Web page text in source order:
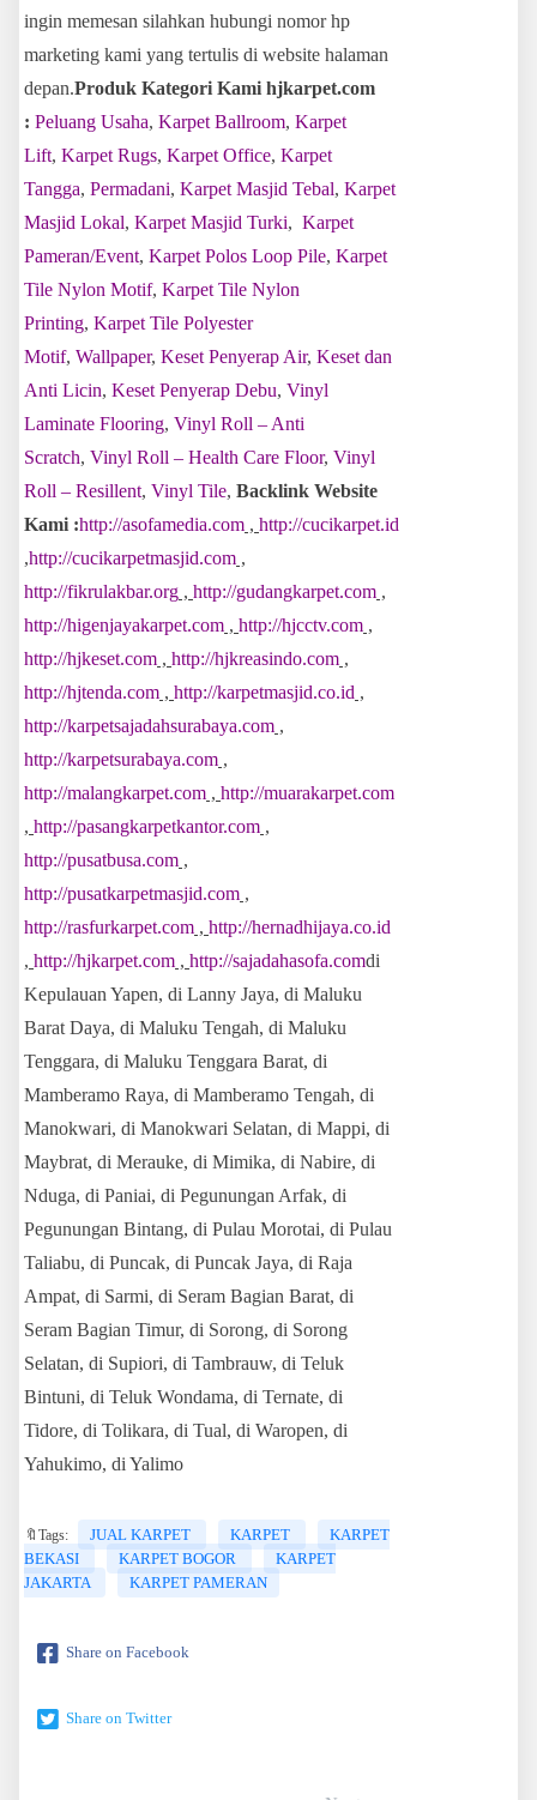
ingin memesan silahkan hubungi nomor hp
marketing kami yang tertulis di website halaman
depan.Produk Kategori Kami hjkarpet.com
: Peluang Usaha, Karpet Ballroom, Karpet
Lift, Karpet Rugs, Karpet Office, Karpet
Tangga, Permadani, Karpet Masjid Tebal, Karpet
Masjid Lokal, Karpet Masjid Turki, Karpet
Pameran/Event, Karpet Polos Loop Pile, Karpet
Tile Nylon Motif, Karpet Tile Nylon
Printing, Karpet Tile Polyester
Motif, Wallpaper, Keset Penyerap Air, Keset dan
Anti Licin, Keset Penyerap Debu, Vinyl
Laminate Flooring, Vinyl Roll – Anti
Scratch, Vinyl Roll – Health Care Floor, Vinyl
Roll – Resillent, Vinyl Tile, Backlink Website
Kami :http://asofamedia.com , http://cucikarpet.id
,http://cucikarpetmasjid.com ,
http://fikrulakbar.org , http://gudangkarpet.com ,
http://higenjayakarpet.com , http://hjcctv.com ,
http://hjkeset.com , http://hjkreasindo.com ,
http://hjtenda.com , http://karpetmasjid.co.id ,
http://karpetsajadahsurabaya.com ,
http://karpetsurabaya.com ,
http://malangkarpet.com , http://muarakarpet.com
, http://pasangkarpetkantor.com ,
http://pusatbusa.com ,
http://pusatkarpetmasjid.com ,
http://rasfurkarpet.com , http://hernadhijaya.co.id
, http://hjkarpet.com , http://sajadahasofa.comdi
Kepulauan Yapen, di Lanny Jaya, di Maluku
Barat Daya, di Maluku Tengah, di Maluku
Tenggara, di Maluku Tenggara Barat, di
Mamberamo Raya, di Mamberamo Tengah, di
Manokwari, di Manokwari Selatan, di Mappi, di
Maybrat, di Merauke, di Mimika, di Nabire, di
Nduga, di Paniai, di Pegunungan Arfak, di
Pegunungan Bintang, di Pulau Morotai, di Pulau
Taliabu, di Puncak, di Puncak Jaya, di Raja
Ampat, di Sarmi, di Seram Bagian Barat, di
Seram Bagian Timur, di Sorong, di Sorong
Selatan, di Supiori, di Tambrauw, di Teluk
Bintuni, di Teluk Wondama, di Ternate, di
Tidore, di Tolikara, di Tual, di Waropen, di
Yahukimo, di Yalimo
🔖Tags: JUAL KARPET KARPET
KARPET
BEKASI
KARPET BOGOR
KARPET
JAKARTA
KARPET PAMERAN
Share on Facebook
Share on Twitter